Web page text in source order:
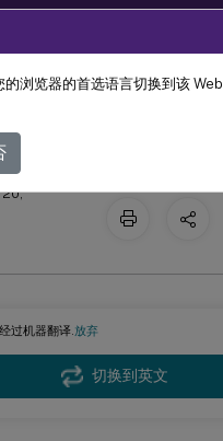
Session Recording
过机器翻译.放弃
切换到英文
Recording
20,
的浏览器的首选语言切换到该